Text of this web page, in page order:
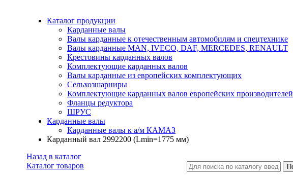
Каталог продукции
Карданные валы
Валы карданные к отечественным автомобилям и спецтехнике
Валы карданные MAN, IVECO, DAF, MERCEDES, RENAULT
Крестовины карданных валов
Комплектующие карданных валов
Валы карданные из европейских комплектующих
Сельхозшарниры
Комплектующие карданных валов европейских производителей
Фланцы редуктора
ШРУС
Карданные валы
Карданные валы к а/м КАМАЗ
Карданный вал 2992200 (Lmin=1775 мм)
Назад в каталог
Каталог товаров